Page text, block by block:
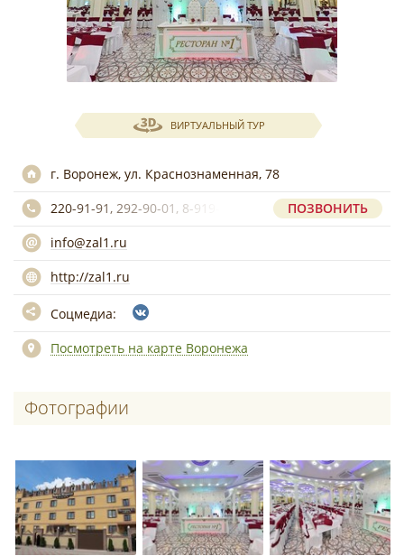
ВИРТУАЛЬНЫЙ ТУР
г. Воронеж, ул. Краснознаменная, 78
220-91-91, 292-90-01, 8-919-231-95-50
ПОЗВОНИТЬ
info@zal1.ru
http://zal1.ru
Соцмедиа:
Посмотреть на карте Воронежа
Фотографии